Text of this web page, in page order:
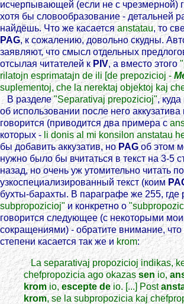
исчерпывающей (если не с чрезмерной)
хотя бы словообразование - детальней
найдёшь. Что же касаетсяanstatau, то
PAG, к сожалению, довольно скудны.
заявляют, что смысл отдельных
отсылая читателей кPIV, а вместо этого
rilatojn esprimatajn de ili [de prepozicioj -
suplementoj, che la nerektaj objektoj kaj
В разделе"Separativaj prepozicioj",
об использовании после него аккузатива
говорится (приводится два примера с
которых - li donis al mi konsilon anstatau
бы добавить аккузатив, ноPAGоб этом
нужно было бы вчитаться в текст на 3-5
назад, но очень уж утомительно читать
узкоспециализированный текст (коим
бухты-барахты. В параграфе же 255, где
subpropozicioj" и конкретно о
говорится следующее (с некоторыми
сокращениями) - обратите внимание, что
степени касается так же иkrom:
La separativaj propozicioj indikas,
chefpropozicia ago okazassenio,
kromio,escepte deio. [...] Post
krom, se la subpropozicia kaj